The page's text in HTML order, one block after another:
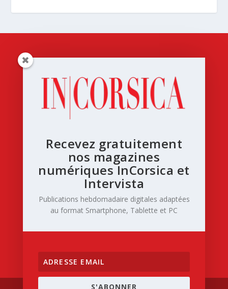
Recevez gratuitement
nos magazines
numériques InCorsica et
Intervista
Publications hebdomadaire digitales adaptées
au format Smartphone, Tablette et PC
S'ABONNER